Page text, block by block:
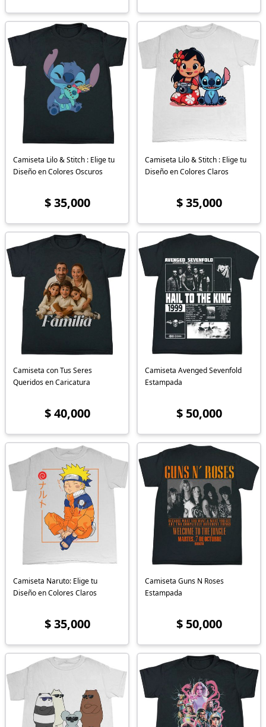
Camiseta Lilo & Stitch : Elige tu
Diseño en Colores Oscuros
$ 35,000
Camiseta Lilo & Stitch : Elige tu
Diseño en Colores Claros
$ 35,000
Camiseta con Tus Seres
Queridos en Caricatura
$ 40,000
Camiseta Avenged Sevenfold
Estampada
$ 50,000
Camiseta Naruto: Elige tu
Diseño en Colores Claros
$ 35,000
Camiseta Guns N Roses
Estampada
$ 50,000